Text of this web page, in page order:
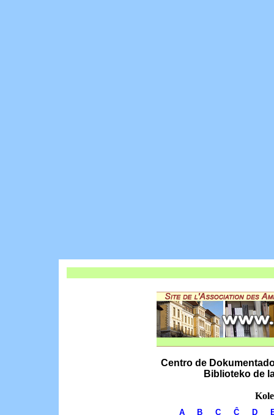
Centro de
Biblioteko de
A B C Ĉ D